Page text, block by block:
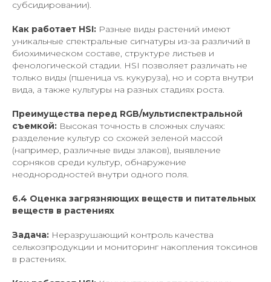
субсидировании).
Как работает HSI: Разные виды растений имеют
уникальные спектральные сигнатуры из-за различий в
биохимическом составе, структуре листьев и
фенологической стадии. HSI позволяет различать не
только виды (пшеница vs. кукуруза), но и сорта внутри
вида, а также культуры на разных стадиях роста.
Преимущества перед RGB/мультиспектральной
съемкой: Высокая точность в сложных случаях:
разделение культур со схожей зеленой массой
(например, различные виды злаков), выявление
сорняков среди культур, обнаружение
неоднородностей внутри одного поля.
6.4 Оценка загрязняющих веществ и питательных
веществ в растениях
Задача: Неразрушающий контроль качества
сельхозпродукции и мониторинг накопления токсинов
в растениях.